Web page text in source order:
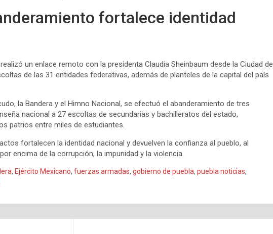
fortalece identidad
un enlace remoto con la presidenta Claudia Sheinbaum desde la Ciudad de
de las 31 entidades federativas, además de planteles de la capital del país
la Bandera y el Himno Nacional, se efectuó el abanderamiento de tres
nacional a 27 escoltas de secundarias y bachilleratos del estado,
patrios entre miles de estudiantes.
fortalecen la identidad nacional y devuelven la confianza al pueblo, al
encima de la corrupción, la impunidad y la violencia.
, Ejército Mexicano, fuerzas armadas, gobierno de puebla, puebla noticias,